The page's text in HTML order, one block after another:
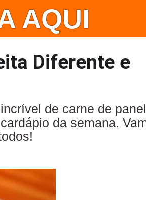
AQUI
Diferente e
de carne de
da semana.